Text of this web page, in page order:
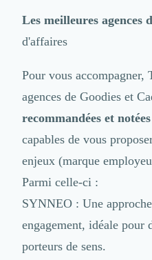
Présentations PowerPoint
SMS Marketing
Data Marketing
Logiciel Commercial
Assurance
Expertise Comptable
Levée de fonds
Droit des Affaires
Externalisation Administrative
Direction Financière Externalisée
Restructuring
Les meilleures agences
d'affaires
Pour vous accompagner,
agences de Goodies et
recommandées et
capables de vous
enjeux (marque
Parmi celle-ci :
SYNNEO: Une
engagement, idéale pour
porteurs de sens.